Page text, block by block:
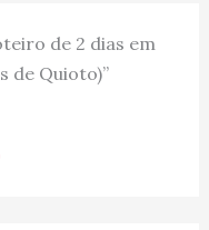
de 2 dias em
de Quioto)”